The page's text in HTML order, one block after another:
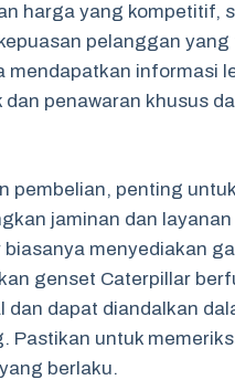
harga yang kompetitif,
pelanggan
mendapatkan informasi
penawaran khusus
pembelian, penting untuk
jaminan dan
menyediakan
genset Caterpillar
dan dapat diandalkan
Pastikan untuk
berlaku.